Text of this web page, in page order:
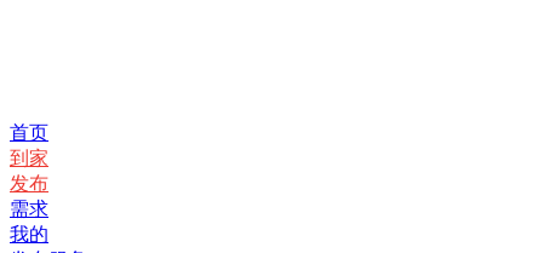
首页
到家
发布
需求
我的